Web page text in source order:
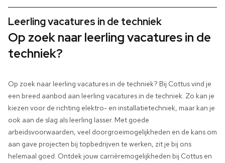
Leerling vacatures in de techniek
Op zoek naar leerling vacatures in de
techniek?
Op zoek naar leerling vacatures in de techniek? Bij Cottus vind je
een breed aanbod aan leerling vacatures in de techniek. Zo kan je
kiezen voor de richting elektro- en installatietechniek, maar kan je
ook aan de slag als leerling lasser. Met goede
arbeidsvoorwaarden, veel doorgroeimogelijkheden en de kans om
aan gave projecten bij topbedrijven te werken, zit je bij ons
helemaal goed. Ontdek jouw carrièremogelijkheden bij Cottus en